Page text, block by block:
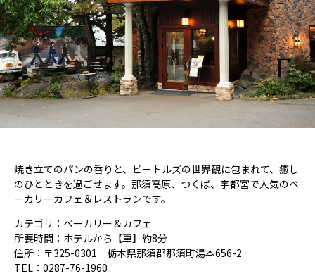
焼き立てのパンの香りと、ビートルズの世界観に包まれて、癒し
のひとときを過ごせます。那須高原、つくば、宇都宮で人気のベ
ーカリーカフェ＆レストランです。
カテゴリ：ベーカリー＆カフェ
所要時間：ホテルから【車】約8分
住所：〒325-0301 栃木県那須郡那須町湯本656-2
TEL：0287-76-1960